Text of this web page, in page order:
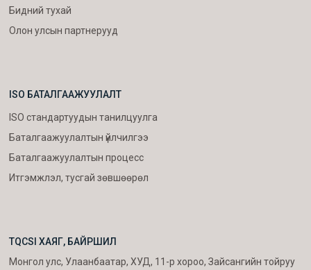
Бидний тухай
Олон улсын партнерууд
ISO БАТАЛГААЖУУЛАЛТ
ISO стандартуудын танилцуулга
Баталгаажуулалтын үйлчилгээ
Баталгаажуулалтын процесс
Итгэмжлэл, тусгай зөвшөөрөл
TQCSI ХАЯГ, БАЙРШИЛ
Монгол улс, Улаанбаатар, ХУД, 11-р хороо, Зайсангийн тойруу